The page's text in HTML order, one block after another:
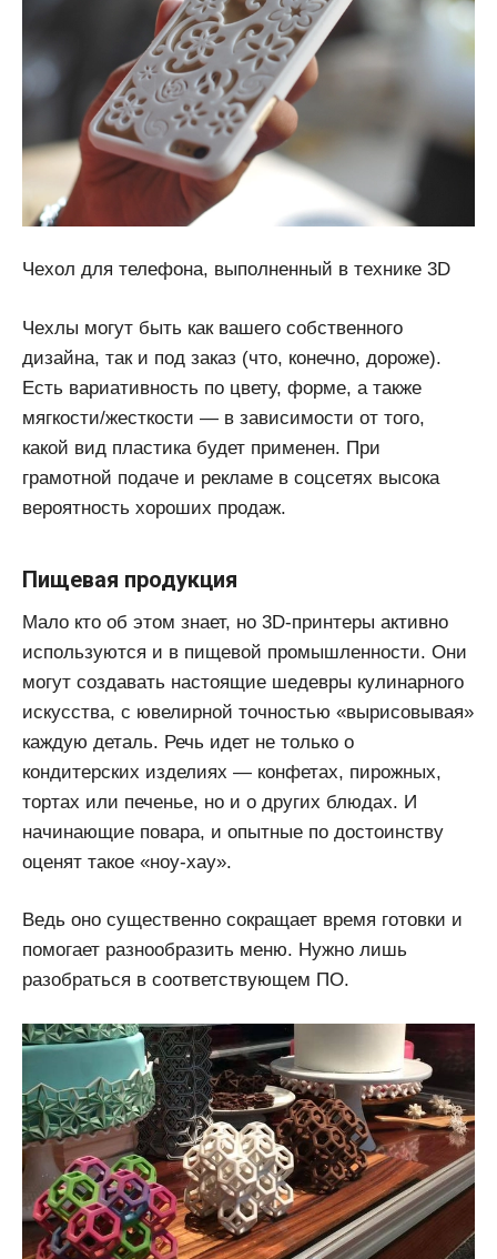
Чехол для телефона, выполненный в технике 3D
Чехлы могут быть как вашего собственного
дизайна, так и под заказ (что, конечно, дороже).
Есть вариативность по цвету, форме, а также
мягкости/жесткости — в зависимости от того,
какой вид пластика будет применен. При
грамотной подаче и рекламе в соцсетях высока
вероятность хороших продаж.
Пищевая продукция
Мало кто об этом знает, но 3D-принтеры активно
используются и в пищевой промышленности. Они
могут создавать настоящие шедевры кулинарного
искусства, с ювелирной точностью «вырисовывая»
каждую деталь. Речь идет не только о
кондитерских изделиях — конфетах, пирожных,
тортах или печенье, но и о других блюдах. И
начинающие повара, и опытные по достоинству
оценят такое «ноу-хау».
Ведь оно существенно сокращает время готовки и
помогает разнообразить меню. Нужно лишь
разобраться в соответствующем ПО.